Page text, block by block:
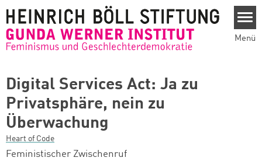
Menü
Digital Services Act: Ja zu
Privatsphäre, nein zu
Überwachung
Heart of Code
Feministischer Zwischenruf